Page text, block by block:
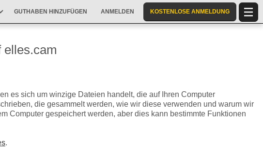
GUTHABEN HINZUFÜGEN ANMELDEN KOSTENLOSE ANMELDUNG
elles.cam
es sich um winzige Dateien handelt, die auf Ihren Computer
die gesammelt werden, wie wir diese verwenden und warum wir
Computer gespeichert werden, aber dies kann bestimmte Funktionen
.